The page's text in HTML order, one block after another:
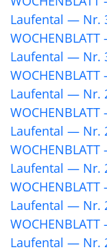
Laufental — Nr.
Laufental — Nr.
Laufental — Nr.
Laufental — Nr.
Laufental — Nr.
Laufental — Nr.
Laufental — Nr.